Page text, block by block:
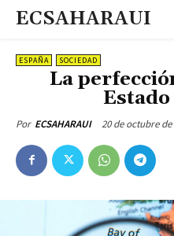
ECSAHARAUI
ESPAÑA SOCIEDAD
La
Por ECSAHARAUI 20 de octubre de